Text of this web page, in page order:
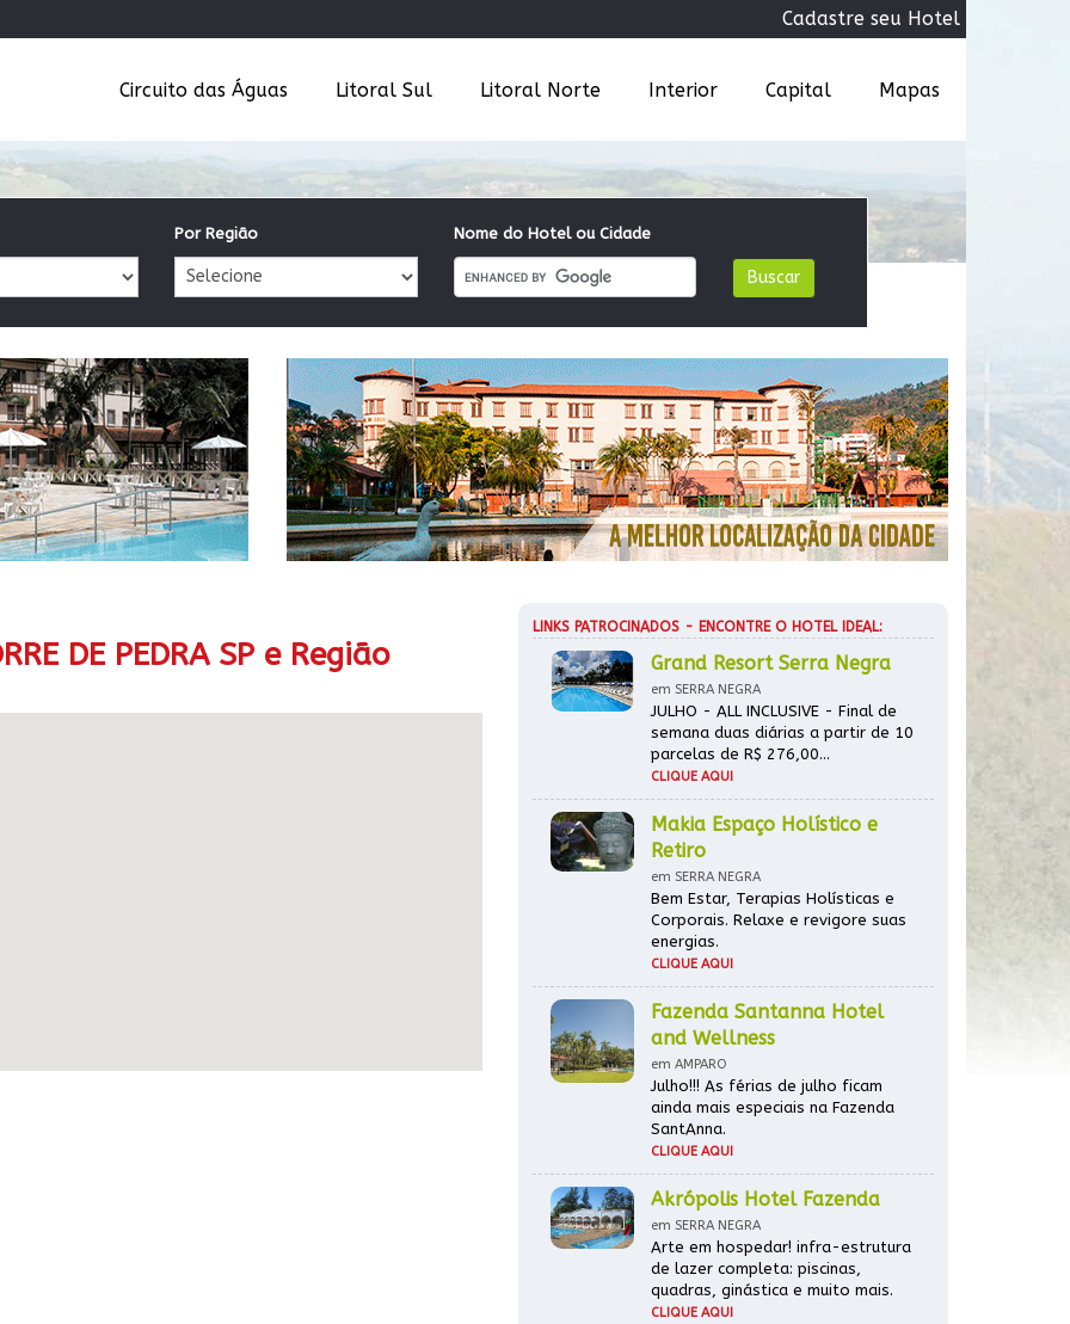
Cadastre seu Hotel
Mapas
Capital
Interior
Litoral Norte
Litoral Sul
Circuito das Águas
Por Região Nome do Hotel ou Cidade
DE PEDRA SP e Região
LINKS PATROCINADOS - ENCONTRE O HOTEL IDEAL:
Grand Resort Serra Negra
em SERRA NEGRA
JULHO - ALL INCLUSIVE - Final de
semana duas diárias a partir de 10
parcelas de R$ 276,00...
CLIQUE AQUI
Makia Espaço Holístico e
Retiro
em SERRA NEGRA
Bem Estar, Terapias Holísticas e
Corporais. Relaxe e revigore suas
energias.
CLIQUE AQUI
Fazenda Santanna Hotel
and Wellness
em AMPARO
Julho!!! As férias de julho ficam
ainda mais especiais na Fazenda
SantAnna.
CLIQUE AQUI
Akrópolis Hotel Fazenda
em SERRA NEGRA
Arte em hospedar! infra-estrutura
de lazer completa: piscinas,
quadras, ginástica e muito mais.
CLIQUE AQUI